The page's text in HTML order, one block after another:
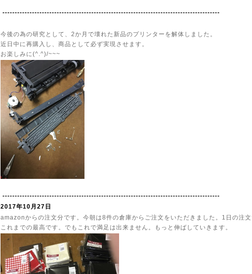
----------------------------------------------------------------------------------------
今後の為の研究として、2か月で壊れた新品のプリンターを解体しました。
近日中に再購入し、商品として必ず実現させます。
お楽しみに(^.^)/~~~
----------------------------------------------------------------------------------------
2017年10月27日
amazonからの注文分です。今朝は8件の倉庫からご注文をいただきました。1日の注
これまでの最高です。でもこれで満足は出来ません。もっと伸ばしていきます。